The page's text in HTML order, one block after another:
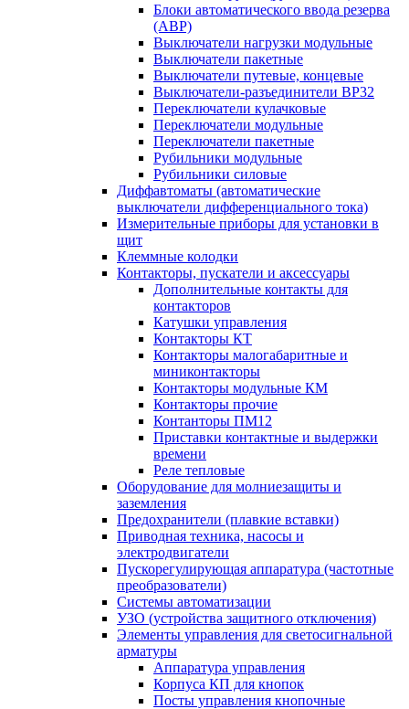
Блоки автоматического ввода резерва
(АВР)
Выключатели нагрузки модульные
Выключатели пакетные
Выключатели путевые, концевые
Выключатели-разъединители ВР32
Переключатели кулачковые
Переключатели модульные
Переключатели пакетные
Рубильники модульные
Рубильники силовые
Диффавтоматы (автоматические
выключатели дифференциального тока)
Измерительные приборы для установки в
щит
Клеммные колодки
Контакторы, пускатели и аксессуары
Дополнительные контакты для
контакторов
Катушки управления
Контакторы КТ
Контакторы малогабаритные и
миниконтакторы
Контакторы модульные КМ
Контакторы прочие
Контанторы ПМ12
Приставки контактные и выдержки
времени
Реле тепловые
Оборудование для молниезащиты и
заземления
Предохранители (плавкие вставки)
Приводная техника, насосы и
электродвигатели
Пускорегулирующая аппаратура (частотные
преобразователи)
Системы автоматизации
УЗО (устройства защитного отключения)
Элементы управления для светосигнальной
арматуры
Аппаратура управления
Корпуса КП для кнопок
Посты управления кнопочные